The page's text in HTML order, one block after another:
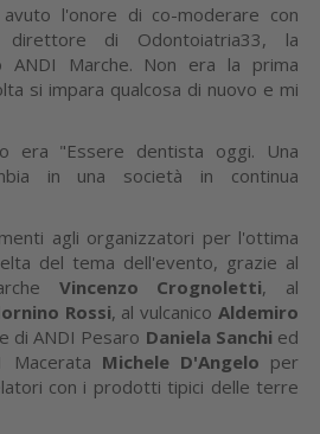
l'onore di co-moderare con
direttore di Odontoiatria33, la
ANDI Marche. Non era la prima
si impara qualcosa di nuovo e mi
era "Essere dentista oggi. Una
in una società in continua
agli organizzatori per l'ottima
del tema dell'evento, grazie al
Vincenzo Crognoletti, al
Rossi, al vulcanicoAldemiro
di ANDI Pesaro Daniela Sanchi ed
Macerata Michele D'Angelo per
con i prodotti tipici delle terre